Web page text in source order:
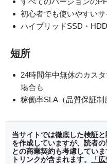
初心者でも使いやすい
ハイブリッドSSD・
短所
24時間年中無休のカス
場合も
稼働率SLA（品質保証制
当サイトでは徹底した検証
を作成していますが、読者
との商業契約も考慮してい
トリンクが含まれます。
「